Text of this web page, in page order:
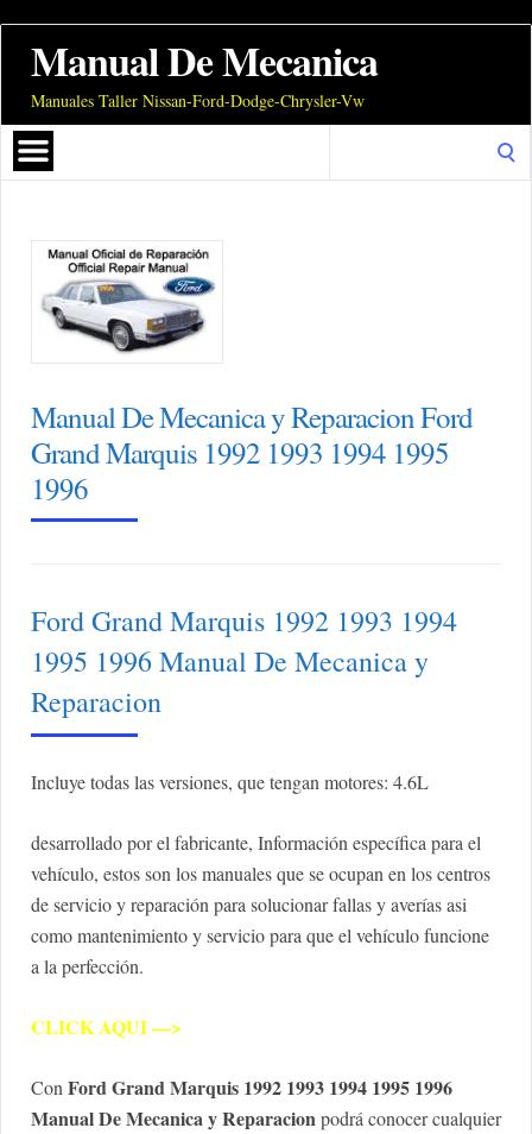
Manual De Mecanica
Manuales Taller Nissan-Ford-Dodge-Chrysler-Vw
Manual De Mecanica y Reparacion Ford
Grand Marquis 1992 1993 1994 1995
1996
Ford Grand Marquis 1992 1993 1994
1995 1996 Manual De Mecanica y
Reparacion
Incluye todas las versiones, que tengan motores: 4.6L
desarrollado por el fabricante, Información específica para el
vehículo, estos son los manuales que se ocupan en los centros
de servicio y reparación para solucionar fallas y averías asi
como mantenimiento y servicio para que el vehículo funcione
a la perfección.
CLICK AQUI —>
Con Ford Grand Marquis 1992 1993 1994 1995 1996
Manual De Mecanica y Reparacionpodrá conocer cualquier